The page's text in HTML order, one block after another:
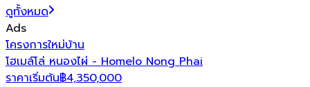
ดูทั้งหมด
Ads
โครงการใหม่บ้าน
โฮเมล์โล่ หนองไผ่ - Homelo Nong Phai
ราคาเริ่มต้น฿4,350,000